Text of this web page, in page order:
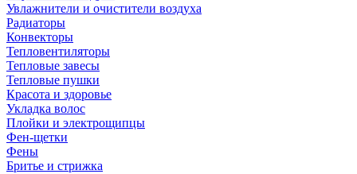
Увлажнители и очистители воздуха
Радиаторы
Конвекторы
Тепловентиляторы
Тепловые завесы
Тепловые пушки
Красота и здоровье
Укладка волос
Плойки и электрощипцы
Фен-щетки
Фены
Бритье и стрижка